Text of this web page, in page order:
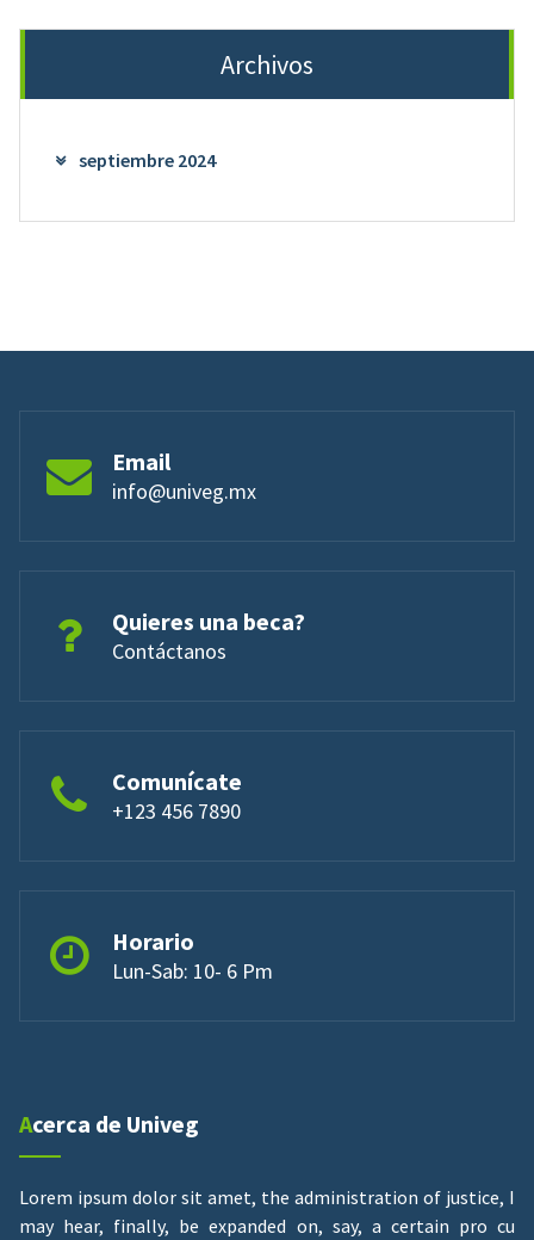
Archivos
septiembre 2024
Email
info@univeg.mx
Quieres una beca?
Contáctanos
Comunícate
+123 456 7890
Horario
Lun-Sab: 10- 6 Pm
Acerca de Univeg
Lorem ipsum dolor sit amet, the administration of justice, I
may hear, finally, be expanded on, say, a certain pro cu